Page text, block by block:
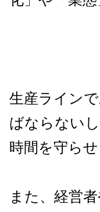
生産ライン
ばならない
時間を守ら
また、経営